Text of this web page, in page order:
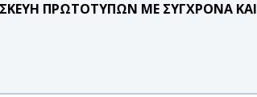
ΠΡΩΤΟΤΥΠΩΝ ΜΕ ΣΥΓΧΡΟΝΑ ΚΑΙ